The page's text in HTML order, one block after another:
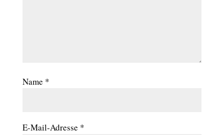
Name *
E-Mail-Adresse *